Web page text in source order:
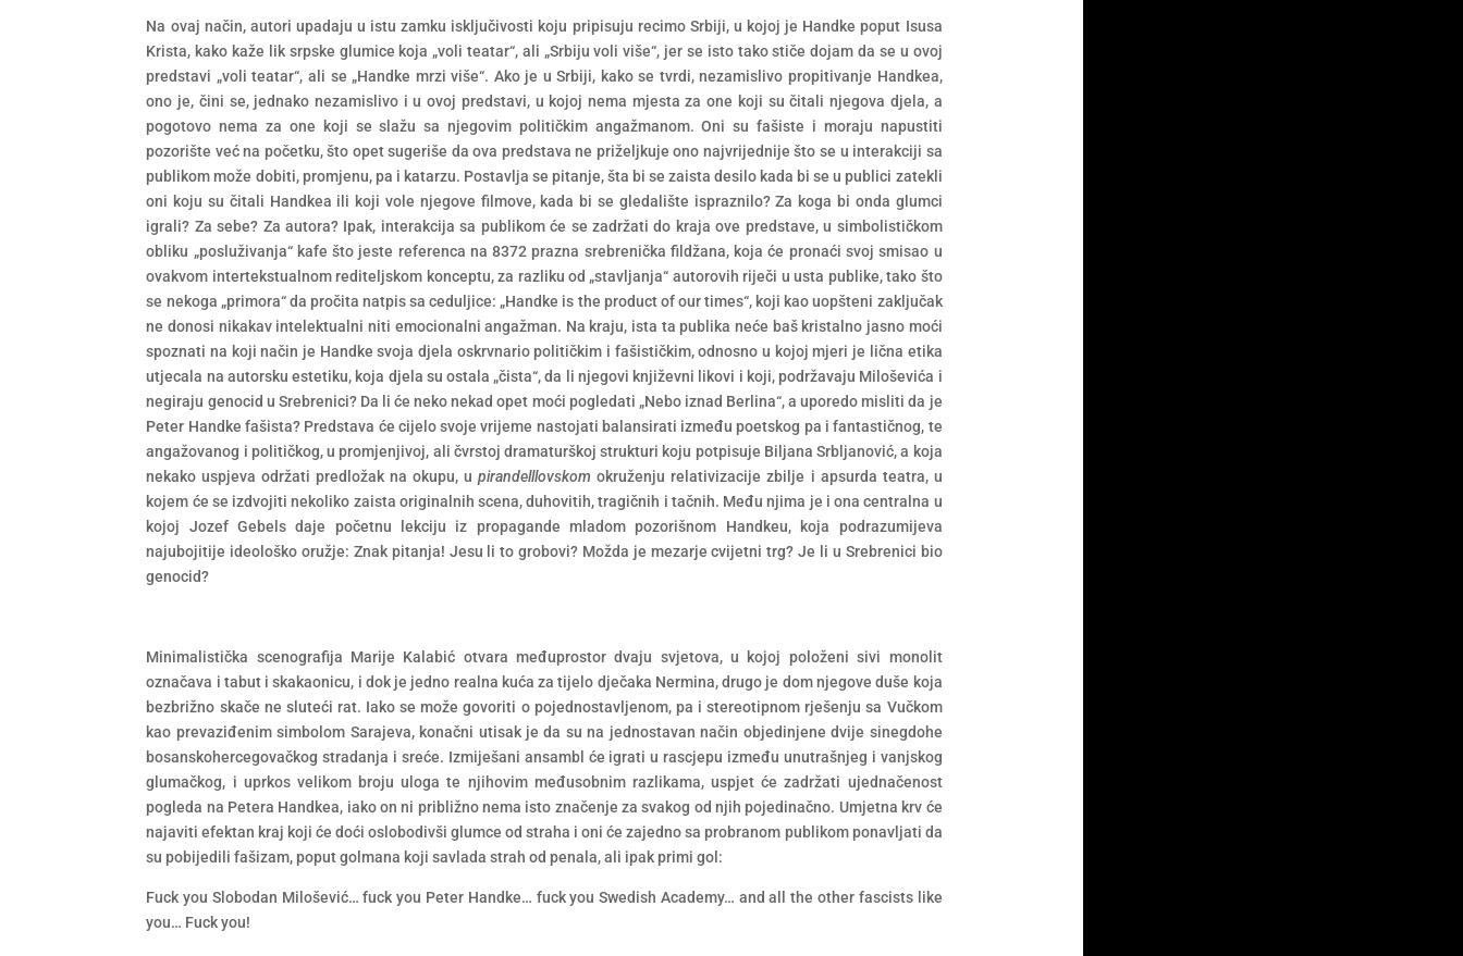
Na ovaj način, autori upadaju u istu zamku isključivosti koju pripisuju recimo Srbiji, u kojoj je Handke poput Isusa
Krista, kako kaže lik srpske glumice koja „voli teatar“, ali „Srbiju voli više“, jer se isto tako stiče dojam da se u ovoj
predstavi „voli teatar“, ali se „Handke mrzi više“. Ako je u Srbiji, kako se tvrdi, nezamislivo propitivanje Handkea,
ono je, čini se, jednako nezamislivo i u ovoj predstavi, u kojoj nema mjesta za one koji su čitali njegova djela, a
pogotovo nema za one koji se slažu sa njegovim političkim angažmanom. Oni su fašiste i moraju napustiti
pozorište već na početku, što opet sugeriše da ova predstava ne priželjkuje ono najvrijednije što se u interakciji sa
publikom može dobiti, promjenu, pa i katarzu. Postavlja se pitanje, šta bi se zaista desilo kada bi se u publici zatekli
oni koju su čitali Handkea ili koji vole njegove filmove, kada bi se gledalište ispraznilo? Za koga bi onda glumci
igrali? Za sebe? Za autora? Ipak, interakcija sa publikom će se zadržati do kraja ove predstave, u simbolističkom
obliku „posluživanja“ kafe što jeste referenca na 8372 prazna srebrenička fildžana, koja će pronaći svoj smisao u
ovakvom intertekstualnom rediteljskom konceptu, za razliku od „stavljanja“ autorovih riječi u usta publike, tako što
se nekoga „primora“ da pročita natpis sa ceduljice: „Handke is the product of our times“, koji kao uopšteni zaključak
ne donosi nikakav intelektualni niti emocionalni angažman. Na kraju, ista ta publika neće baš kristalno jasno moći
spoznati na koji način je Handke svoja djela oskrvnario političkim i fašističkim, odnosno u kojoj mjeri je lična etika
utjecala na autorsku estetiku, koja djela su ostala „čista“, da li njegovi književni likovi i koji, podržavaju Miloševića i
negiraju genocid u Srebrenici? Da li će neko nekad opet moći pogledati „Nebo iznad Berlina“, a uporedo misliti da je
Peter Handke fašista? Predstava će cijelo svoje vrijeme nastojati balansirati između poetskog pa i fantastičnog, te
angažovanog i političkog, u promjenjivoj, ali čvrstoj dramaturškoj strukturi koju potpisuje Biljana Srbljanović, a koja
nekako uspjeva održati predložak na okupu, upirandelllovskom okruženju relativizacije zbilje i apsurda teatra, u
kojem će se izdvojiti nekoliko zaista originalnih scena, duhovitih, tragičnih i tačnih. Među njima je i ona centralna u
kojoj Jozef Gebels daje početnu lekciju iz propagande mladom pozorišnom Handkeu, koja podrazumijeva
najubojitije ideološko oružje: Znak pitanja! Jesu li to grobovi? Možda je mezarje cvijetni trg? Je li u Srebrenici bio
genocid?
Minimalistička scenografija Marije Kalabić otvara međuprostor dvaju svjetova, u kojoj položeni sivi monolit
označava i tabut i skakaonicu, i dok je jedno realna kuća za tijelo dječaka Nermina, drugo je dom njegove duše koja
bezbrižno skače ne sluteći rat. Iako se može govoriti o pojednostavljenom, pa i stereotipnom rješenju sa Vučkom
kao prevaziđenim simbolom Sarajeva, konačni utisak je da su na jednostavan način objedinjene dvije sinegdohe
bosanskohercegovačkog stradanja i sreće. Izmiješani ansambl će igrati u rascjepu između unutrašnjeg i vanjskog
glumačkog, i uprkos velikom broju uloga te njihovim međusobnim razlikama, uspjet će zadržati ujednačenost
pogleda na Petera Handkea, iako on ni približno nema isto značenje za svakog od njih pojedinačno. Umjetna krv će
najaviti efektan kraj koji će doći oslobodivši glumce od straha i oni će zajedno sa probranom publikom ponavljati da
su pobijedili fašizam, poput golmana koji savlada strah od penala, ali ipak primi gol:
Fuck you Slobodan Milošević… fuck you Peter Handke… fuck you Swedish Academy… and all the other fascists like
you… Fuck you!